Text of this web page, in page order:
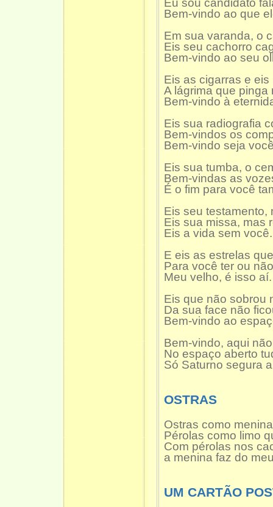
Bem-vindo ao que
Em sua varanda, o
Eis seu cachorro
Bem-vindo ao seu
Eis as cigarras e
A lágrima que
Bem-vindo à
Eis sua radiografia
Bem-vindos os
Bem-vindo seja
Eis sua tumba, o
Bem-vindas as
É o fim para você
Eis seu testamento,
Eis sua missa, mas
Eis a vida sem você.
E eis as estrelas
Para você ter ou
Meu velho, é isso aí.
Eis que não sobrou
Da sua face não
Bem-vindo ao
Bem-vindo, aqui
No espaço aberto
Só Saturno segura
OSTRAS
Ostras como
Pérolas como limo
Com pérolas nos
a menina faz do
UM CARTÃO